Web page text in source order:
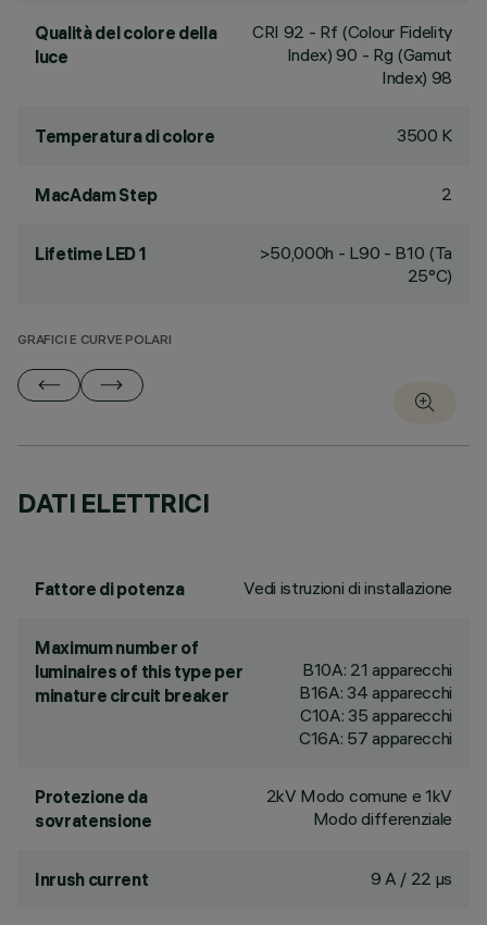
Qualità del colore della
luce
CRI 92 - Rf (Colour Fidelity
Index) 90 - Rg (Gamut
Index) 98
Temperatura di colore 3500 K
MacAdam Step 2
Lifetime LED 1
>50,000h - L90 - B10 (Ta
25°C)
GRAFICI E CURVE POLARI
DATI ELETTRICI
Fattore di potenza Vedi istruzioni di installazione
Maximum number of
luminaires of this type per
minature circuit breaker
B10A: 21 apparecchi
B16A: 34 apparecchi
C10A: 35 apparecchi
C16A: 57 apparecchi
Protezione da
sovratensione
2kV Modo comune e 1kV
Modo differenziale
Inrush current 9 A / 22 µs